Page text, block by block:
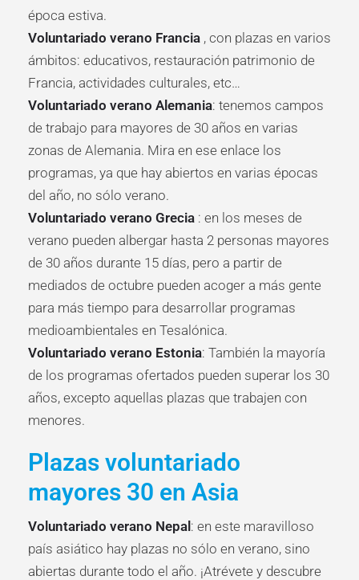
época estiva.
Voluntariado verano Francia , con plazas en varios
ámbitos: educativos, restauración patrimonio de
Francia, actividades culturales, etc…
Voluntariado verano Alemania: tenemos campos
de trabajo para mayores de 30 años en varias
zonas de Alemania. Mira en ese enlace los
programas, ya que hay abiertos en varias épocas
del año, no sólo verano.
Voluntariado verano Grecia : en los meses de
verano pueden albergar hasta 2 personas mayores
de 30 años durante 15 días, pero a partir de
mediados de octubre pueden acoger a más gente
para más tiempo para desarrollar programas
medioambientales en Tesalónica.
Voluntariado verano Estonia: También la mayoría
de los programas ofertados pueden superar los 30
años, excepto aquellas plazas que trabajen con
menores.
Plazas voluntariado
mayores 30 en Asia
Voluntariado verano Nepal: en este maravilloso
país asiático hay plazas no sólo en verano, sino
abiertas durante todo el año. ¡Atrévete y descubre